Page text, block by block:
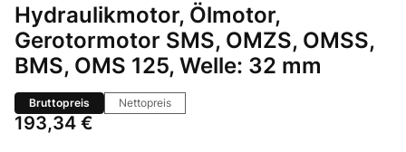
Hydraulikmotor, Ölmotor,
Gerotormotor SMS, OMZS, OMSS,
BMS, OMS 125, Welle: 32 mm
Bruttopreis Nettopreis
Preis
193,34 €